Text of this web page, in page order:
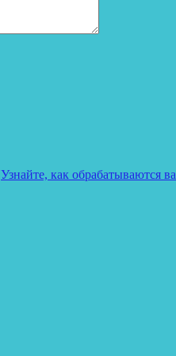
Узнайте, как обрабатываются